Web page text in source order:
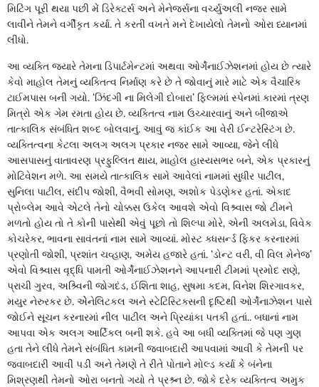
મિટિંગ પૂરી થયા પછી મેં ડિરેક્ટર્સ અને મેનેજર્સના વર્ચ્યુઅલી નજર સામે
લાવીને તેમને વર્ગીકૃત કર્યા. તે કરતી વખતે મને દેખાયેલો તેમનો ઓરા ધ્યાનમાં
લીધો.
આ વ્યક્તિ જ્યારે તેમના ડિપાર્ટમેન્ટમાં અથવા ઓર્ગેનાઈઝેશનમાં હોય છે ત્યારે
કેવો માહોલ તેમનું વ્યક્તિત્વ નિર્માણ કરે છે તે જોવાનું મારે માટે એક વૈચારિક
ટાઈમપાસ બની ગયો. ‘ઝિંદગી ના મિલેગી દોબારા’ ફિલ્મમાં સ્પેનમાં કારમાં ત્રણ
મિત્રો એક ગેમ રમતા હોય છે. વ્યક્તિત્વ નામ ઉચ્ચારવાનું અને બીજાએ
તાત્કાલિક સંબંધિત શબ્દ બોલવાનું. આવું જ કાંઈક આ વેરી ઈન્ટરેસ્ટિંગ છે.
વ્યક્તિત્વના કેટલા અલગ અલગ પ્રકાર નજર સામે આવ્યા, જેને લીધે
આસપાસનું વાતાવરણ પ્રફુલ્લિત થાય, માહોલ હાસ્યસભર બને, એક પ્રકારનું
મોટિવેશન મળે. આ સમયે તાત્કાલિક સામે આવેલાં નામમાં સુધીર પાટીલ,
સુનિલા પાટીલ, સંદીપ જોશી, વૈભવી સોમણ, અશોક પેડણેકર હતાં. એકાદ
પ્રોબ્લેમ આવે એટલે તેનો ચોક્કસ ઉકેલ આવશે એવો વિશ્ર્વાસ જો ટીમને
મળતો હોય તો તે કોની પાસેથી એવું પૂછો તો શિલ્પા મોરે, એની અલમેડા, વિવેક
કોચરેકર, ભાવના સાવંતનાં નામ સામે આવ્યાં. મોસ્ટ ક્ધસર્ન્ડ ફિકર કરનારમાં
પ્રણોતી જોશી, પ્રશાંત ચવ્હાણ, અમેય હજારે હતાં. ‘ડોન્ટ વરી, વી વિલ મેનેજ’
એવો વિશ્ર્વાસ વૃદ્ધિ પામતી ઓર્ગેનાઈઝેશનને આપનારી ટીમમાં પ્રમોદ રાણે,
પ્રાચી ગુરવ, અશ્ર્વિની જોગદંડ, ઈશિતા શાહ, સુષમા કદમ, વિનેશ શિરગાવકર,
મયુર નેરુરકર છે. એેનેલિટકલ અને સ્ટેટિસ્ટિક્સની દૃષ્ટિથી ઓર્ગેનાઝેશન પાસે
જોઈને સૂચન કરનારમાં નીલ પાટીલ અને પ્રિયાંકા પતકી હતાં.. બધાનાં નામ
આપવા એક અલગ આર્ટિકલ બની શકે. હવે આ બધી વ્યક્તિમાં જે પણ ગુણ
હતા તેને લીધે તેમને સંબંધિત કામની જવાબદારી આપવામાં આવી કે તેમની પર
જવાબદારી આવી પડી અને તેમણે તે રીતે પોતાને મોલ્ડ કર્યા કે બંનેના
મિશ્રણથી તેમનો ઓરા બનતો ગયો તે પ્રશ્ર્ન છે. જોકે દરેક વ્યક્તિત્વ અમુક